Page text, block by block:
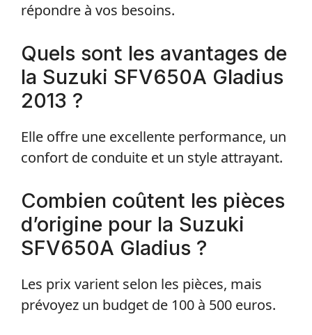
répondre à vos besoins.
Quels sont les avantages de
la Suzuki SFV650A Gladius
2013 ?
Elle offre une excellente performance, un
confort de conduite et un style attrayant.
Combien coûtent les pièces
d’origine pour la Suzuki
SFV650A Gladius ?
Les prix varient selon les pièces, mais
prévoyez un budget de 100 à 500 euros.